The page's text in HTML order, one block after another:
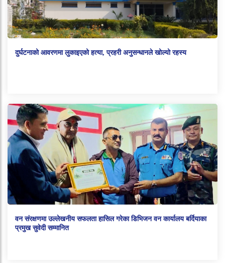
दुर्घटनाको आवरणमा लुकाइएको हत्या, प्रहरी अनुसन्धानले खोल्यो रहस्य
वन संरक्षणमा उल्लेखनीय सफलता हासिल गरेका डिभिजन वन कार्यालय बर्दियाका
प्रमुख सुवेदी सम्मानित